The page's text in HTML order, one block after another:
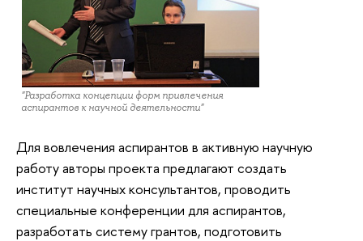
"Разработка концепции форм привлечения
аспирантов к научной деятельности"
Для вовлечения аспирантов в активную научную
работу авторы проекта предлагают создать
институт научных консультантов, проводить
специальные конференции для аспирантов,
разработать систему грантов, подготовить